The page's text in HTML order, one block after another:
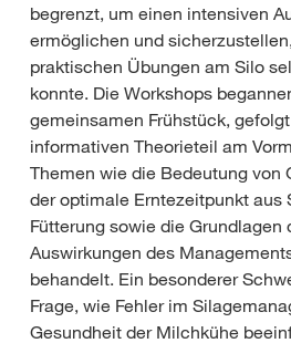
begrenzt, um einen intensiven
ermöglichen und
praktischen Übungen am Silo
konnte. Die Workshops
gemeinsamen Frühstück,
informativen Theorieteil am
Themen wie die Bedeutung von
der optimale Erntezeitpunkt aus
Fütterung sowie die Grundlagen
Auswirkungen des
behandelt. Ein besonderer
Frage, wie Fehler im
Gesundheit der Milchkühe